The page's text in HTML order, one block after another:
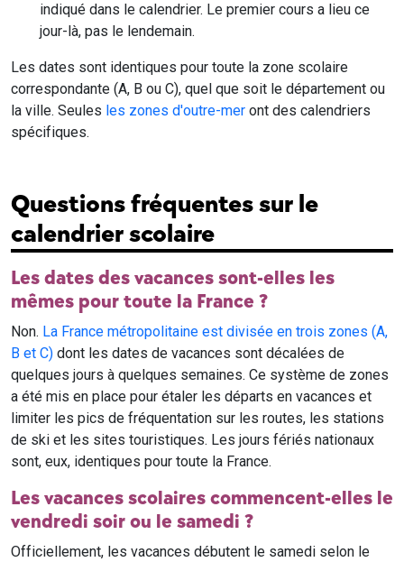
indiqué dans le calendrier. Le premier cours a lieu ce
jour-là, pas le lendemain.
Les dates sont identiques pour toute la zone scolaire
correspondante (A, B ou C), quel que soit le département ou
la ville. Seules les zones d'outre-mer ont des calendriers
spécifiques.
Questions fréquentes sur le
calendrier scolaire
Les dates des vacances sont-elles les
mêmes pour toute la France ?
Non. La France métropolitaine est divisée en trois zones (A,
B et C) dont les dates de vacances sont décalées de
quelques jours à quelques semaines. Ce système de zones
a été mis en place pour étaler les départs en vacances et
limiter les pics de fréquentation sur les routes, les stations
de ski et les sites touristiques. Les jours fériés nationaux
sont, eux, identiques pour toute la France.
Les vacances scolaires commencent-elles le
vendredi soir ou le samedi ?
Officiellement, les vacances débutent le samedi selon le